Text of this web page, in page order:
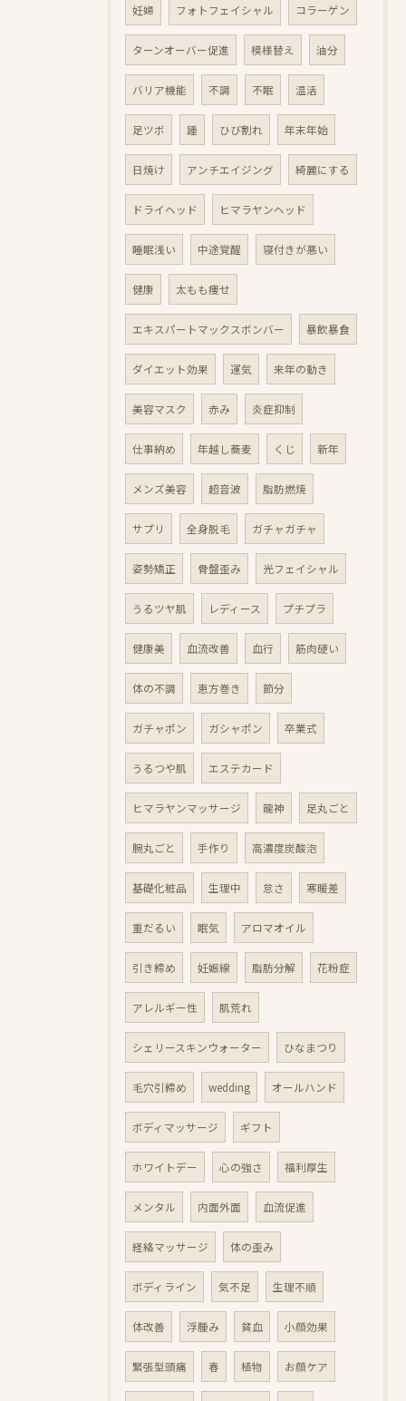
妊婦 フォトフェイシャル コラーゲン
ターンオーバー促進 模様替え 油分
バリア機能 不調 不眠 温活
足ツボ 踵 ひび割れ 年末年始
日焼け アンチエイジング 綺麗にする
ドライヘッド ヒマラヤンヘッド
睡眠浅い 中途覚醒 寝付きが悪い
健康 太もも痩せ
エキスパートマックスボンバー 暴飲暴食
ダイエット効果 運気 来年の動き
美容マスク 赤み 炎症抑制
仕事納め 年越し蕎麦 くじ 新年
メンズ美容 超音波 脂肪燃焼
サプリ 全身脱毛 ガチャガチャ
姿勢矯正 骨盤歪み 光フェイシャル
うるツヤ肌 レディース プチプラ
健康美 血流改善 血行 筋肉硬い
体の不調 恵方巻き 節分
ガチャポン ガシャポン 卒業式
うるつや肌 エステカード
ヒマラヤンマッサージ 龍神 足丸ごと
腕丸ごと 手作り 高濃度炭酸泡
基礎化粧品 生理中 怠さ 寒暖差
重だるい 眠気 アロマオイル
引き締め 妊娠線 脂肪分解 花粉症
アレルギー性 肌荒れ
シェリースキンウォーター ひなまつり
毛穴引締め wedding オールハンド
ボディマッサージ ギフト
ホワイトデー 心の強さ 福利厚生
メンタル 内面外面 血流促進
経絡マッサージ 体の歪み
ボディライン 気不足 生理不順
体改善 浮腫み 貧血 小顔効果
緊張型頭痛 春 植物 お顔ケア